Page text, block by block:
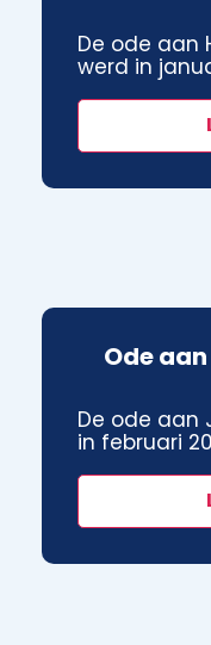
De ode aan
werd in
Ode
De ode aan
in februari